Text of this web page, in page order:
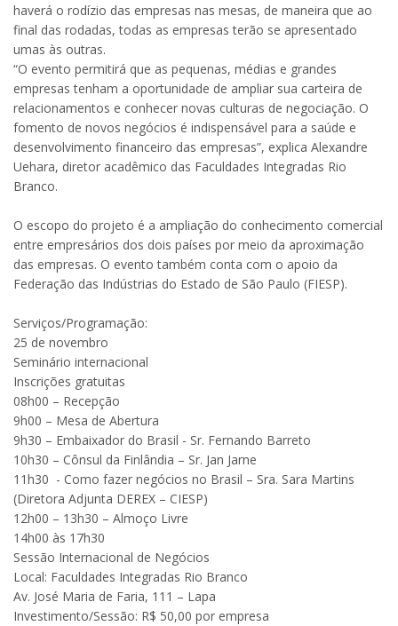
haverá o rodízio das empresas nas mesas, de maneira que ao
final das rodadas, todas as empresas terão se apresentado
umas às outras.
“O evento permitirá que as pequenas, médias e grandes
empresas tenham a oportunidade de ampliar sua carteira de
relacionamentos e conhecer novas culturas de negociação. O
fomento de novos negócios é indispensável para a saúde e
desenvolvimento financeiro das empresas”, explica Alexandre
Uehara, diretor acadêmico das Faculdades Integradas Rio
Branco.
O escopo do projeto é a ampliação do conhecimento comercial
entre empresários dos dois países por meio da aproximação
das empresas. O evento também conta com o apoio da
Federação das Indústrias do Estado de São Paulo (FIESP).
Serviços/Programação:
25 de novembro
Seminário internacional
Inscrições gratuitas
08h00 – Recepção
9h00 – Mesa de Abertura
9h30 – Embaixador do Brasil - Sr. Fernando Barreto
10h30 – Cônsul da Finlândia – Sr. Jan Jarne
11h30 - Como fazer negócios no Brasil – Sra. Sara Martins
(Diretora Adjunta DEREX – CIESP)
12h00 – 13h30 – Almoço Livre
14h00 às 17h30
Sessão Internacional de Negócios
Local: Faculdades Integradas Rio Branco
Av. José Maria de Faria, 111 – Lapa
Investimento/Sessão: R$ 50,00 por empresa